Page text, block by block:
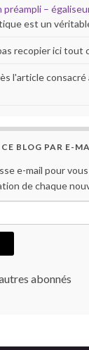
–
est un
recopier ici tout
l'article consacré
BLOG PAR E-
e-mail pour
de chaque
abonnés